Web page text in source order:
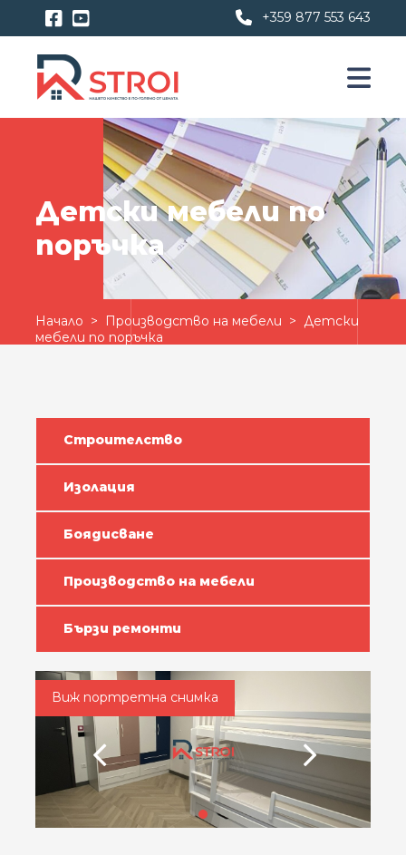
+359 877 553 643
Детски мебели по
поръчка
Начало > Производство на мебели > Детски
мебели по поръчка
Строителство
Изолация
Боядисване
Производство на мебели
Бързи ремонти
Виж портретна снимка